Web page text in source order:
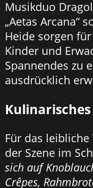
Musikduo
„Aetas Arcana“
Heide sorgen
Kinder und
Spannendes zu
ausdrücklich
Für das
der Szene im
sich auf
Crêpes,